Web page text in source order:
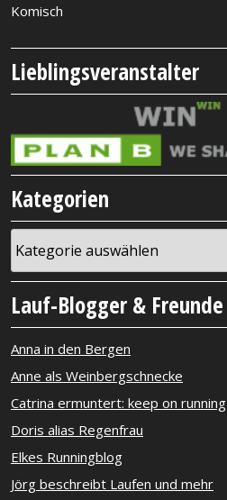
Komisch
Lieblingsveranstalter
Kategorien
Lauf-Blogger & Freunde
Anna in den Bergen
Anne als Weinbergschnecke
Catrina ermuntert: keep on running
Doris alias Regenfrau
Elkes Runningblog
Jörg beschreibt Laufen und mehr